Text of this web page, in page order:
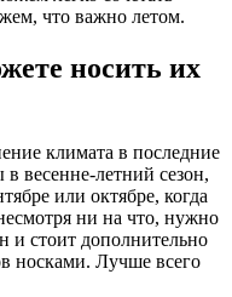
что важно летом.
носить их
климата в последние
весенне-летний сезон,
или октябре, когда
ни на что, нужно
и стоит дополнительно
носками. Лучше всего